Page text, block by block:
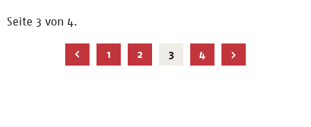
Seite 3 von 4.
1 2 3Aktuelle
Seite
4